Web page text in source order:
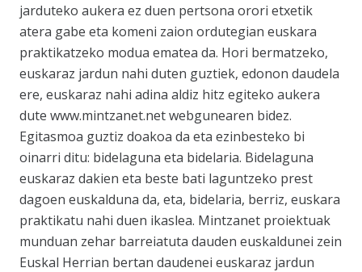
jarduteko aukera ez duen pertsona orori etxetik
atera gabe eta komeni zaion ordutegian euskara
praktikatzeko modua ematea da. Hori bermatzeko,
euskaraz jardun nahi duten guztiek, edonon daudela
ere, euskaraz nahi adina aldiz hitz egiteko aukera
dute www.mintzanet.net webgunearen bidez.
Egitasmoa guztiz doakoa da eta ezinbesteko bi
oinarri ditu: bidelaguna eta bidelaria. Bidelaguna
euskaraz dakien eta beste bati laguntzeko prest
dagoen euskalduna da, eta, bidelaria, berriz, euskara
praktikatu nahi duen ikaslea. Mintzanet proiektuak
munduan zehar barreiatuta dauden euskaldunei zein
Euskal Herrian bertan daudenei euskaraz jardun